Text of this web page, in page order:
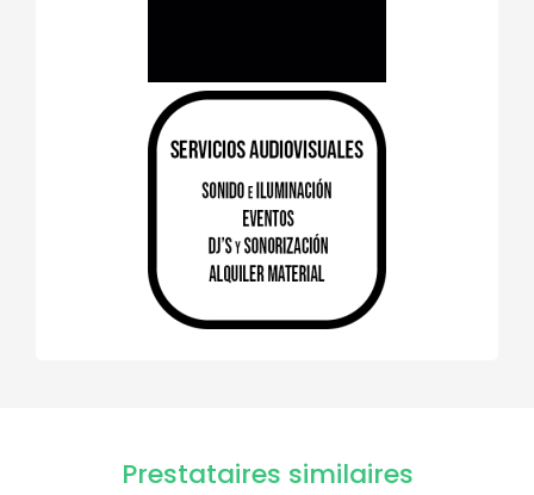
Prestataires similaires